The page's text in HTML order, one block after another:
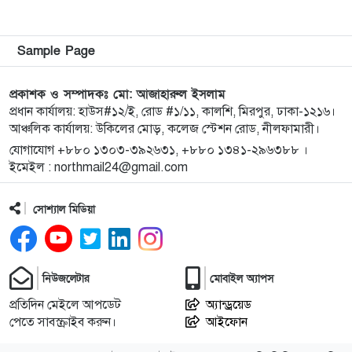
Sample Page
প্রকাশক ও সম্পাদকঃ মো: আজাহারুল ইসলাম
প্রধান কার্যালয়: হাউস#১২/ই, রোড #১/১১, কালশি, মিরপুর, ঢাকা-১২১৬।
আঞ্চলিক কার্যালয়: উকিলের মোড়, কলেজ স্টেশন রোড, নীলফামারী।
যোগাযোগ +৮৮০ ১৩০৩-৩৯২৬৩১, +৮৮০ ১৩৪১-২৯৬৩৮৮ ।
ইমেইল : northmail24@gmail.com
সোশ্যাল মিডিয়া
নিউজলেটার
প্রতিদিন মেইলে আপডেট
পেতে সাবস্ক্রাইব করুন।
মোবাইল অ্যাপস
অ্যান্ড্রয়েড
আইফোন